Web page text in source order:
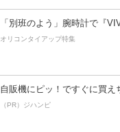
「別班のよう」腕時計で『
オリコンタイアップ特集
自販機にピッ！ですぐに買え
（PR）ジハンピ